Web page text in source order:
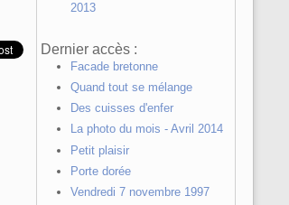
2013
Dernier accès :
Facade bretonne
Quand tout se mélange
Des cuisses d'enfer
La photo du mois - Avril 2014
Petit plaisir
Porte dorée
Vendredi 7 novembre 1997